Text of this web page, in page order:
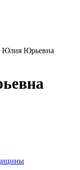
Юлия Юрьевна